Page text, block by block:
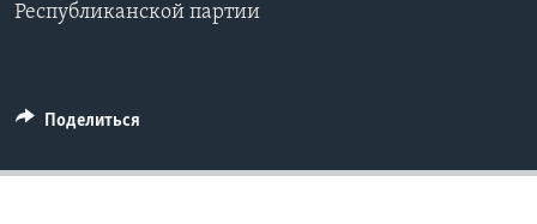
Республиканской партии
Поделиться